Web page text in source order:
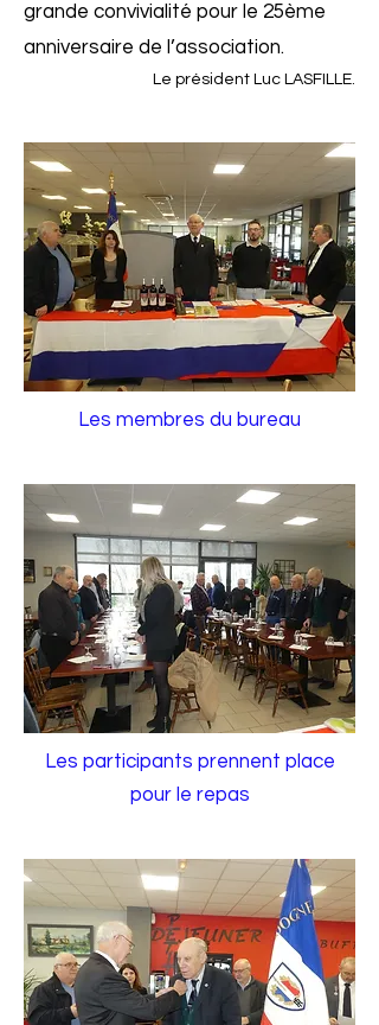
grande convivialité pour le 25ème
anniversaire de l’association.
Le président Luc LASFILLE.
Les membres du bureau
Les participants prennent place
pour le repas